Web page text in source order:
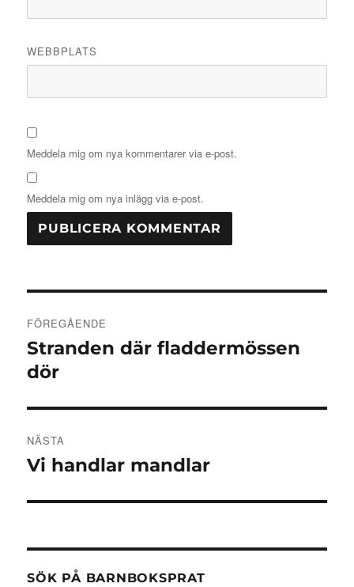
WEBBPLATS
Meddela mig om nya kommentarer via e-post.
Meddela mig om nya inlägg via e-post.
FÖREGÅENDE
Föregående
inlägg:
Stranden där fladdermössen
dör
NÄSTA
Nästa
Vi handlar mandlar
SÖK PÅ BARNBOKSPRAT